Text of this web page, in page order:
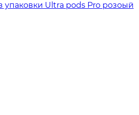
упаковки Ultra pods Pro розоый